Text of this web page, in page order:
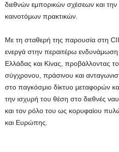
διεθνών εμπορικών σχέσεων και
καινοτόμων πρακτικών.
Με τη σταθερή της παρουσία στη
ενεργά στην περαιτέρω
Ελλάδας και Κίνας, προβάλλοντας
σύγχρονου, πράσινου και
στο παγκόσμιο δίκτυο μεταφορών
την ισχυρή του θέση στο διεθνές
και τον ρόλο του ως κορυφαίου
και Ευρώπης.